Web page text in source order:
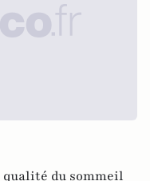
qualité du sommeil